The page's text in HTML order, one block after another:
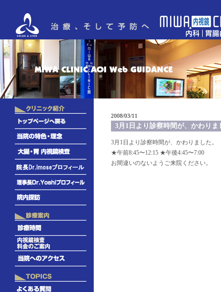
2008/03/11
3月1日より診察時間が、かわりま
3月1日より診察時間が、かわりました。
★午前8:45〜12:15 ★午後4:45〜7:00
お間違いのないようご来院ください。